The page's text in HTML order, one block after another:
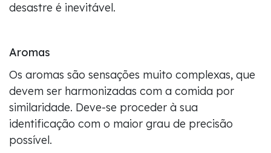
desastre é inevitável.
Aromas
Os aromas são sensações muito complexas, que
devem ser harmonizadas com a comida por
similaridade. Deve-se proceder à sua
identificação com o maior grau de precisão
possível.